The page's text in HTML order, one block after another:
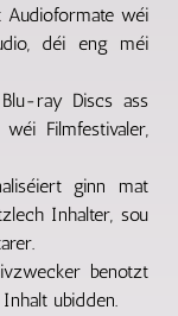
Audioformate wéi
déi eng méi
ray Discs ass
Filmfestivaler,
ginn mat
Inhalter, sou
benotzt
ubidden.